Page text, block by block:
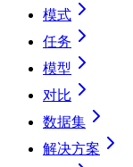
模式
任务
模型
对比
数据集
解决方案